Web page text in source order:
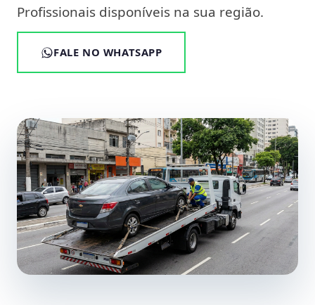
Profissionais disponíveis na sua região.
FALE NO WHATSAPP